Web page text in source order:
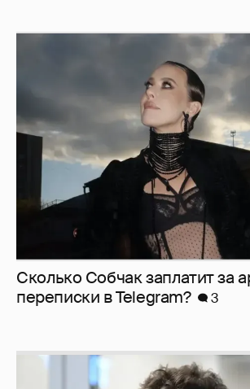
Сколько Собчак заплатит за
перeписки в Telegram?
3